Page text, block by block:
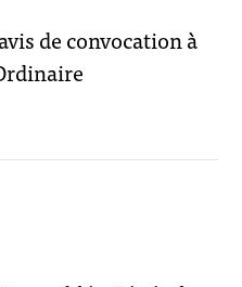
de convocation à